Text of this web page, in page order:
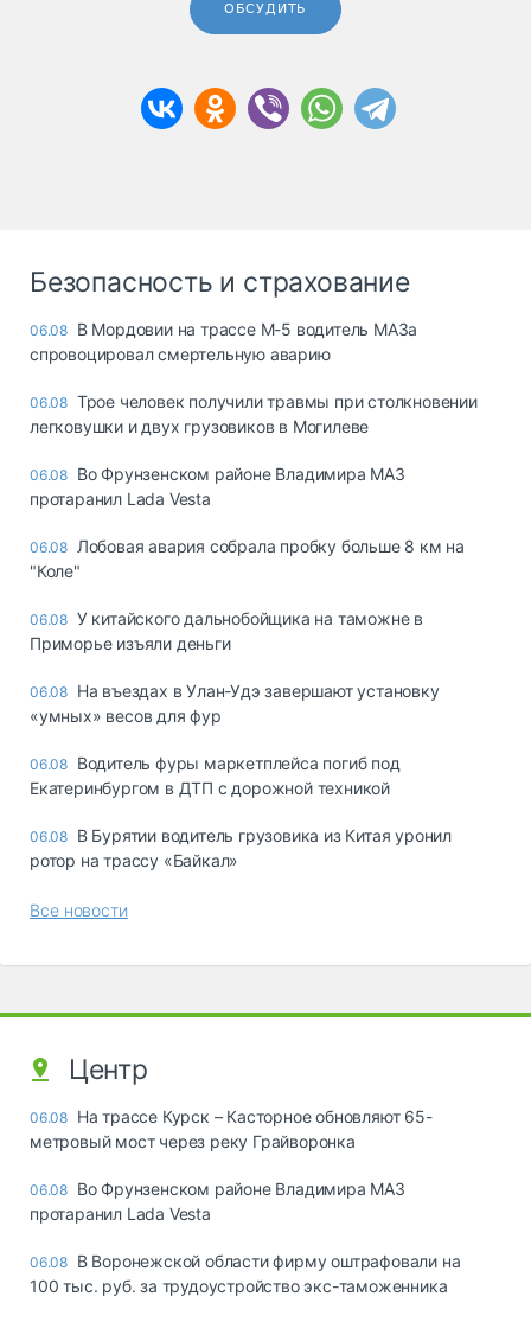
ОБСУДИТЬ
Безопасность и страхование
06.08 В Мордовии на трассе М-5 водитель МАЗа
спровоцировал смертельную аварию
06.08 Трое человек получили травмы при столкновении
легковушки и двух грузовиков в Могилеве
06.08 Во Фрунзенском районе Владимира МАЗ
протаранил Lada Vesta
06.08 Лобовая авария собрала пробку больше 8 км на
"Коле"
06.08 У китайского дальнобойщика на таможне в
Приморье изъяли деньги
06.08 Ha въeздax в Улaн-Удэ зaвepшaют ycтaнoвкy
«yмныx» вecoв для фyp
06.08 Водитель фуры маркетплейса погиб под
Екатеринбургом в ДТП с дорожной техникой
06.08 В Бурятии водитель грузовика из Китая уронил
ротор на трассу «Байкал»
Все новости
Центр
06.08 На трассе Курск – Касторное обновляют 65-
метровый мост через реку Грайворонка
06.08 Во Фрунзенском районе Владимира МАЗ
протаранил Lada Vesta
06.08 В Воронежской области фирму оштрафовали на
100 тыс. руб. за трудоустройство экс-таможенника